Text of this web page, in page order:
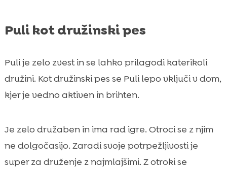
Puli kot družinski pes
Puli je zelo zvest in se lahko prilagodi katerikoli
družini. Kot družinski pes se Puli lepo vključi v dom,
kjer je vedno aktiven in brihten.
Je zelo družaben in ima rad igre. Otroci se z njim
ne dolgočasijo. Zaradi svoje potrpežljivosti je
super za druženje z najmlajšimi. Z otroki se